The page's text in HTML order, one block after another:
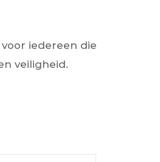
iedereen die
veiligheid.